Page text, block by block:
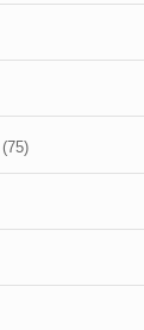
(21)
(75)